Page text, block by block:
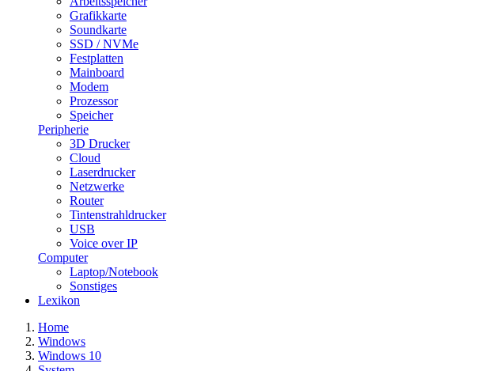
Grafikkarte
Soundkarte
SSD / NVMe
Festplatten
Mainboard
Modem
Prozessor
Speicher
Peripherie
3D Drucker
Cloud
Laserdrucker
Netzwerke
Router
Tintenstrahldrucker
USB
Voice over IP
Computer
Laptop/Notebook
Sonstiges
Lexikon
Home
Windows
Windows 10